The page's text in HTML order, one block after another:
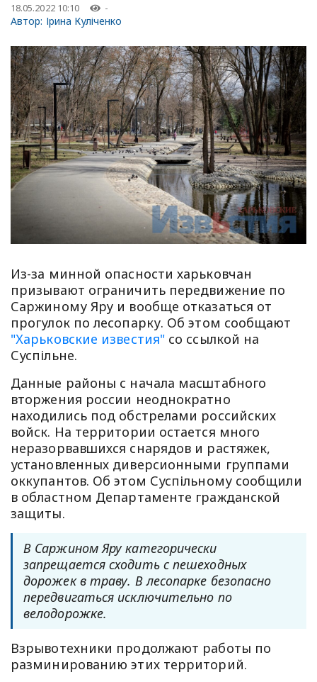
18.05.2022 10:10 -
Автор: Ірина Куліченко
Из-за минной опасности харьковчан
призывают ограничить передвижение по
Саржиному Яру и вообще отказаться от
прогулок по лесопарку. Об этом сообщают
"Харьковские известия"со ссылкой на
Суспільне.
Данные районы с начала масштабного
вторжения россии неоднократно
находились под обстрелами российских
войск. На территории остается много
неразорвавшихся снарядов и растяжек,
установленных диверсионными группами
оккупантов. Об этом Суспільному сообщили
в областном Департаменте гражданской
защиты.
В Саржином Яру категорически
запрещается сходить с пешеходных
дорожек в траву. В лесопарке безопасно
передвигаться исключительно по
велодорожке.
Взрывотехники продолжают работы по
разминированию этих территорий.